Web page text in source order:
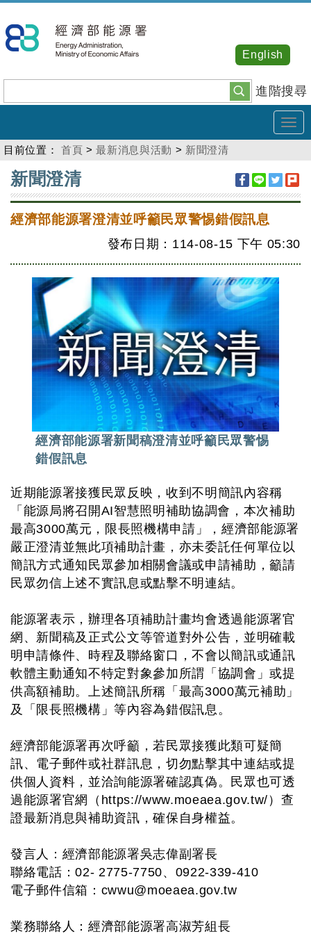
到
主
內
容
進階搜尋
English
目前位置： 首頁 >最新消息與活動 > 新聞澄清
:::
新聞澄清
經濟部能源署澄清並呼籲民眾警惕錯假訊息
發布日期：114-08-15 下午 05:30
經濟部能源署新聞稿澄清並呼籲民眾警惕
錯假訊息
近期能源署接獲民眾反映，收到不明簡訊內容稱
「能源局將召開AI智慧照明補助協調會，本次補助
最高3000萬元，限長照機構申請」，經濟部能源署
嚴正澄清並無此項補助計畫，亦未委託任何單位以
簡訊方式通知民眾參加相關會議或申請補助，籲請
民眾勿信上述不實訊息或點擊不明連結。
能源署表示，辦理各項補助計畫均會透過能源署官
網、新聞稿及正式公文等管道對外公告，並明確載
明申請條件、時程及聯絡窗口，不會以簡訊或通訊
軟體主動通知不特定對象參加所謂「協調會」或提
供高額補助。上述簡訊所稱「最高3000萬元補助」
及「限長照機構」等內容為錯假訊息。
經濟部能源署再次呼籲，若民眾接獲此類可疑簡
訊、電子郵件或社群訊息，切勿點擊其中連結或提
供個人資料，並洽詢能源署確認真偽。民眾也可透
過能源署官網（https://www.moeaea.gov.tw/）查
證最新消息與補助資訊，確保自身權益。
發言人：經濟部能源署吳志偉副署長
聯絡電話：02- 2775-7750、0922-339-410
電子郵件信箱： cwwu@moeaea.gov.tw
業務聯絡人：經濟部能源署高淑芳組長